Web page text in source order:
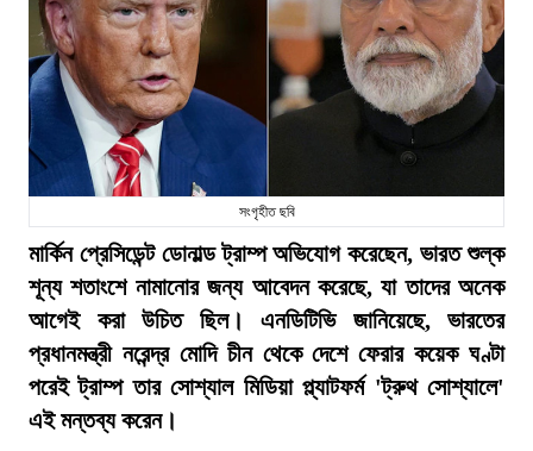
সংগৃহীত ছবি
মার্কিন প্রেসিডেন্ট ডোনাল্ড ট্রাম্প অভিযোগ করেছেন, ভারত শুল্ক
শূন্য শতাংশে নামানোর জন্য আবেদন করেছে, যা তাদের অনেক
আগেই করা উচিত ছিল। এনডিটিভি জানিয়েছে, ভারতের
প্রধানমন্ত্রী নরেন্দ্র মোদি চীন থেকে দেশে ফেরার কয়েক ঘণ্টা
পরেই ট্রাম্প তার সোশ্যাল মিডিয়া প্ল্যাটফর্ম 'ট্রুথ সোশ্যালে'
এই মন্তব্য করেন।